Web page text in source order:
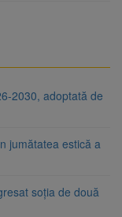
2030, adoptată de
jumătatea estică a
soția de două